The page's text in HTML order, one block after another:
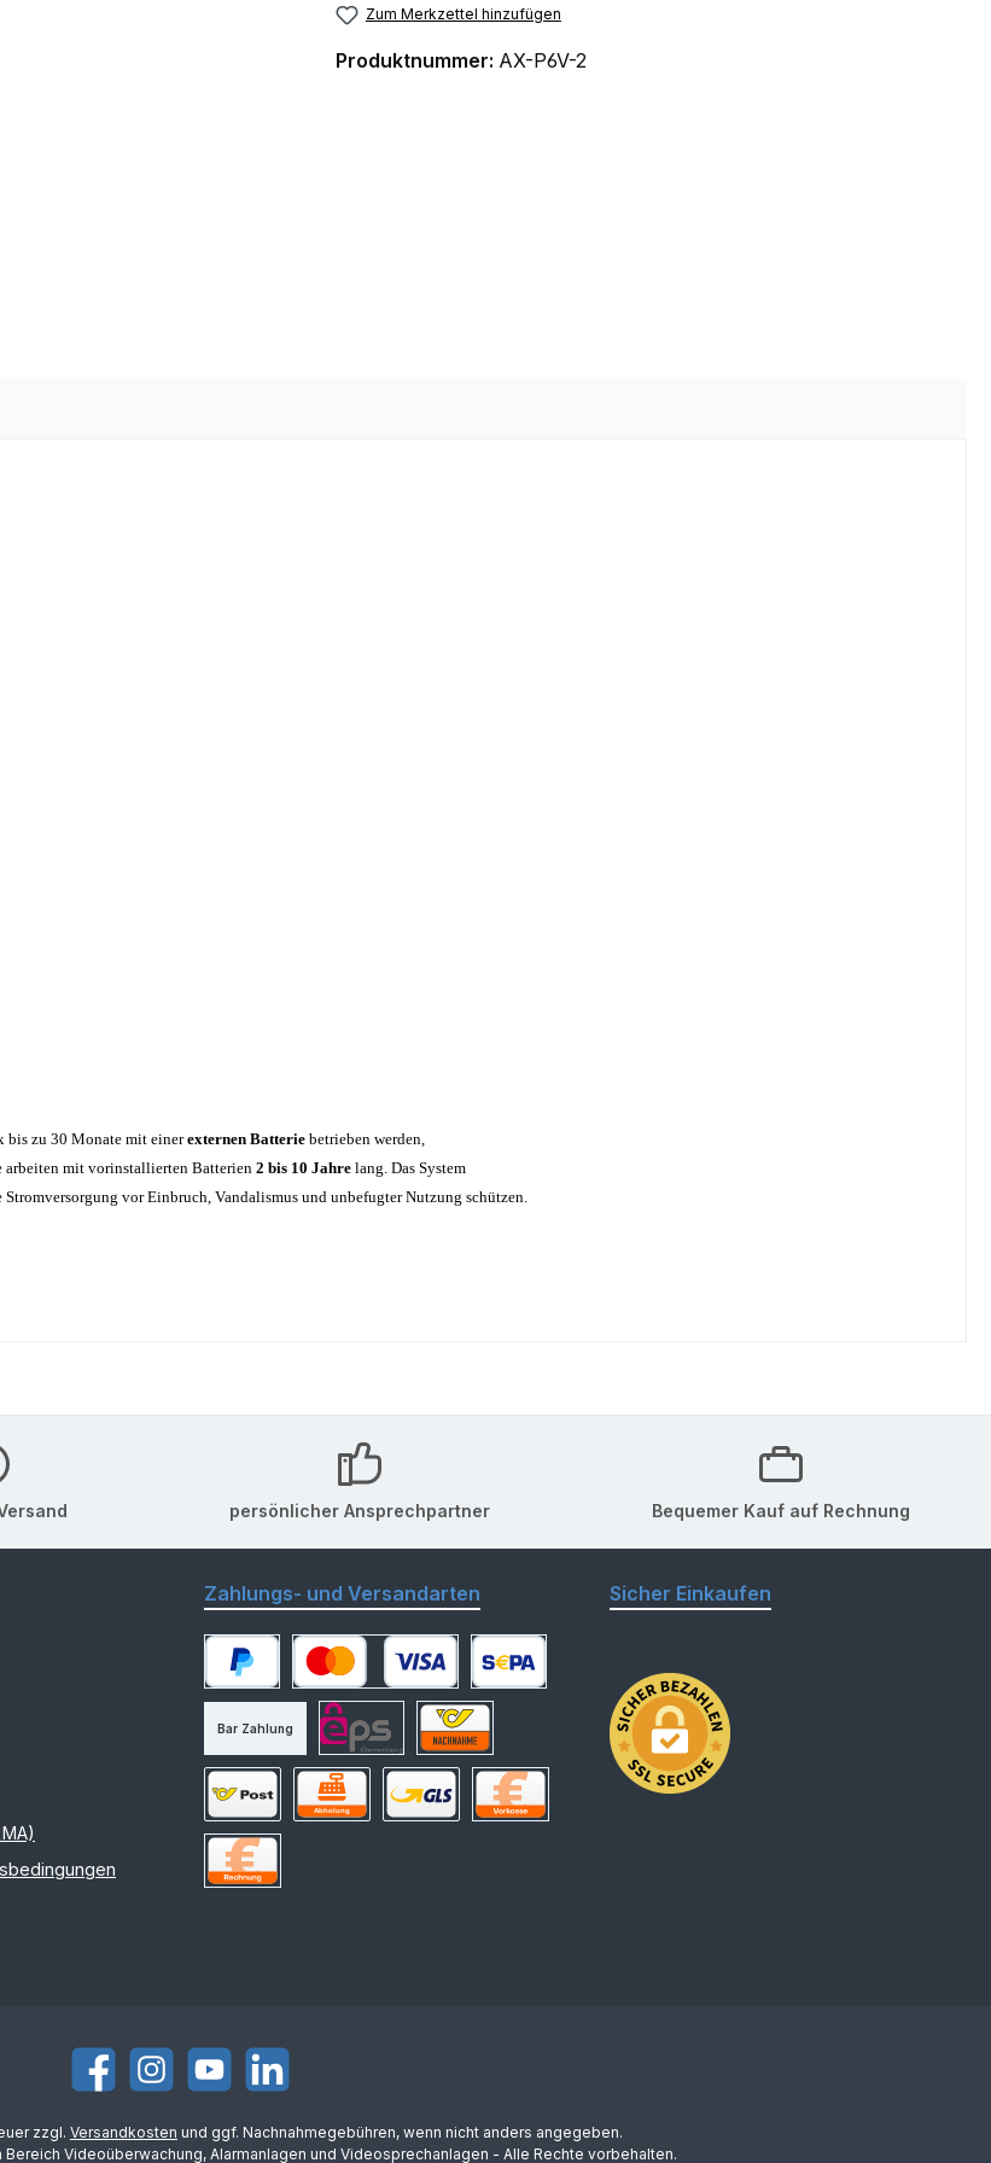
Zum Merkzettel hinzufügen
Produktnummer: AX-P6V-2
bis zu 30 Monate mit einerexternen Batterie betrieben werden,
arbeiten mit vorinstallierten Batterien2 bis 10 Jahre lang. Das System
vor Einbruch, Vandalismus und unbefugter Nutzung schützen.
persönlicher Ansprechpartner Bequemer Kauf auf Rechnung
Zahlungs- und Versandarten
PayPal Kredit- oder DebitkarteSEPA Lastschrift
Bar Zahlung
eps Nachnahme
Versand Österreich
Sicher Einkaufen
FacebookInstagramYouTubeLinkedIn
zzgl. Versandkosten und ggf. Nachnahmegebühren, wenn nicht anders angegeben.
Videoüberwachung, Alarmanlagen und Videosprechanlagen - Alle Rechte vorbehalten.